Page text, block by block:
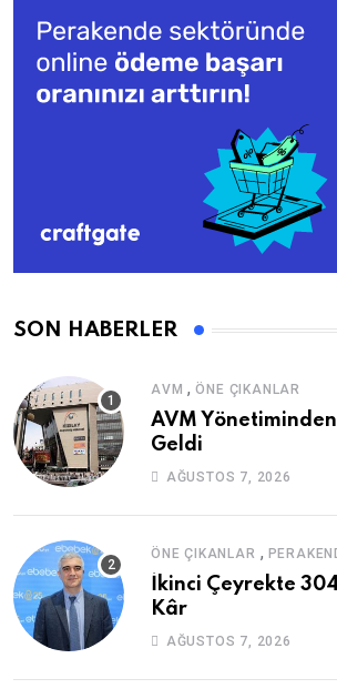
SON HABERLER
AVM ,ÖNE ÇIKANLAR
AVM
Geldi
AĞUSTOS 7, 2026
ÖNE ÇIKANLAR ,
İkinci Çeyrekte
Kâr
AĞUSTOS 7, 2026